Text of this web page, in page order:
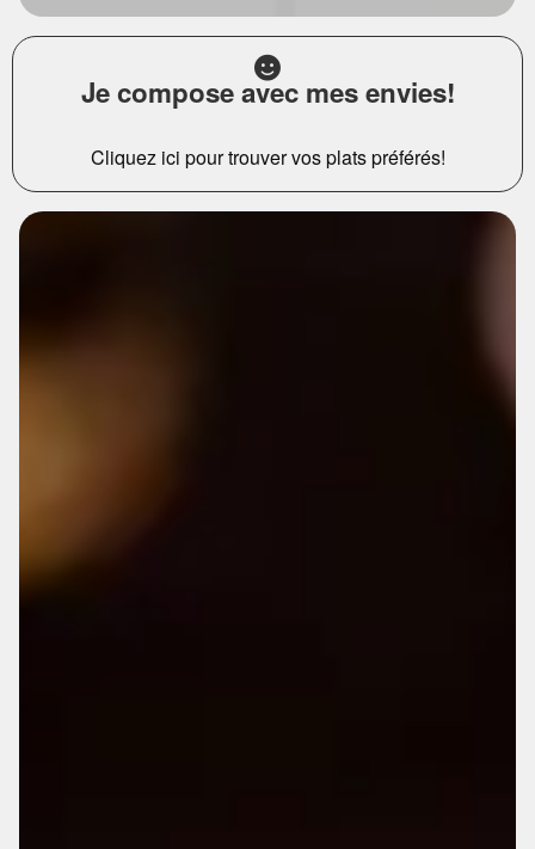
Je compose avec mes envies!
Cliquez ici pour trouver vos plats préférés!